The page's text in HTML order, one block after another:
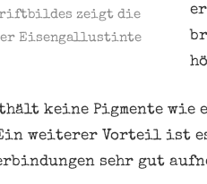
zeigt die
Eisengallustinte
keine Pigmente wie
weiterer Vorteil ist
sehr gut